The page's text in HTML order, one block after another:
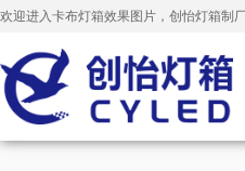
欢迎进入卡布灯箱效果图片，创怡灯箱制